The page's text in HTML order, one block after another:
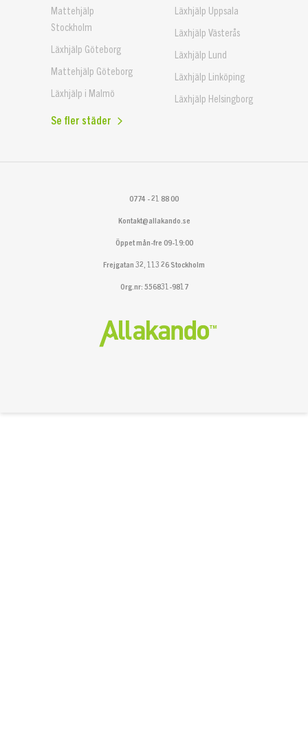
Mattehjälp
Stockholm
Läxhjälp Göteborg
Mattehjälp Göteborg
Läxhjälp i Malmö
Läxhjälp Uppsala
Läxhjälp Västerås
Läxhjälp Lund
Läxhjälp Linköping
Läxhjälp Helsingborg
Se fler städer
Kontakt@allakando.se
0774 - 21 88 00
Öppet mån-fre 09-19:00
Frejgatan 32, 113 26 Stockholm
Org.nr: 556831-9817